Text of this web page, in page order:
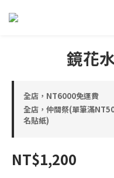
鏡花
全店，NT6000免運費
全店，仲間祭(單筆滿
名貼紙)
NT$1,200